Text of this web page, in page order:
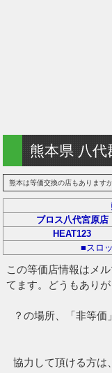
熊本県 八代
熊本は等価交換の店もあります
ブロス八代宮原店
HEAT123
■スロ
この等価店情報はメ
てます。どうもありが
？の場所、「非等
協力して頂ける方